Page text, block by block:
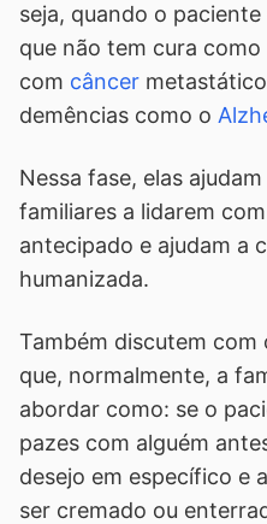
seja, quando o
que não tem cura
com câncer
demências como o
Nessa fase, elas
familiares a lidarem
antecipado e ajudam a
humanizada.
Também discutem com
que, normalmente, a
abordar como: se o
pazes com alguém
desejo em específico e
ser cremado ou